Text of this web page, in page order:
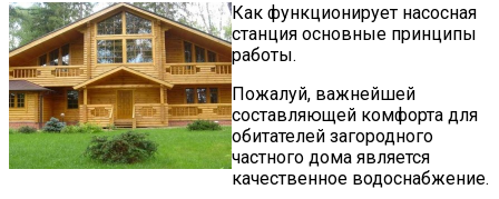
Как функционирует насосная
станция основные принципы
работы.
Пожалуй, важнейшей
составляющей комфорта для
обитателей загородного
частного дома является
качественное водоснабжение.